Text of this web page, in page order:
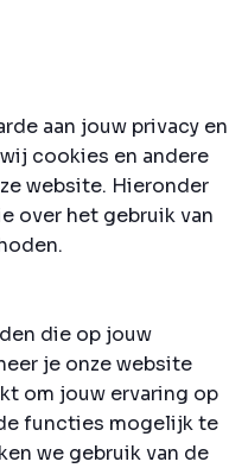
aan jouw privacy en
cookies en andere
website. Hieronder
over het gebruik van
die op jouw
je onze website
om jouw ervaring op
functies mogelijk te
we gebruik van de